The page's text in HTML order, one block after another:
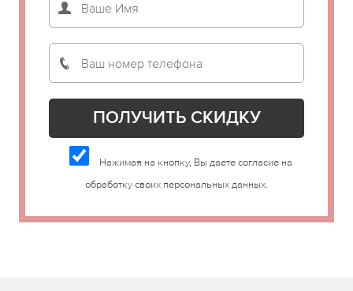
Нажимая на кнопку, Вы даете согласие на
обработку своих персональных данных.